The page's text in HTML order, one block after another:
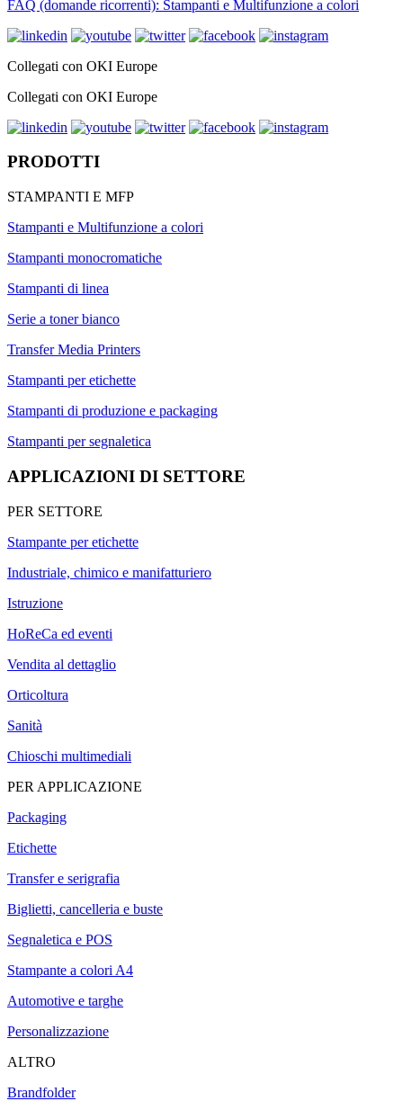
FAQ (domande ricorrenti): Stampanti e Multifunzione a colori
Collegati con OKI Europe
Collegati con OKI Europe
PRODOTTI
STAMPANTI E MFP
Stampanti e Multifunzione a colori
Stampanti monocromatiche
Stampanti di linea
Serie a toner bianco
Transfer Media Printers
Stampanti per etichette
Stampanti di produzione e packaging
Stampanti per segnaletica
APPLICAZIONI DI SETTORE
PER SETTORE
Stampante per etichette
Industriale, chimico e manifatturiero
Istruzione
HoReCa ed eventi
Vendita al dettaglio
Orticoltura
Sanità
Chioschi multimediali
PER APPLICAZIONE
Packaging
Etichette
Transfer e serigrafia
Biglietti, cancelleria e buste
Segnaletica e POS
Stampante a colori A4
Automotive e targhe
Personalizzazione
ALTRO
Brandfolder